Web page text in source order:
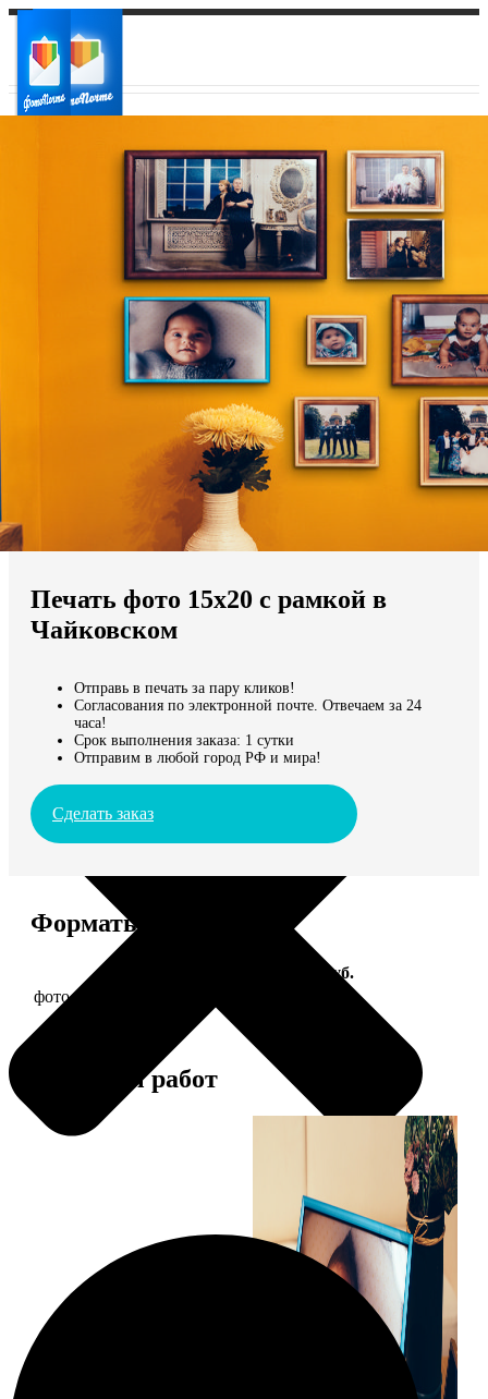
Ваш регион доставки
Выберите из списка:
Мы доставляем по всему миру
Продолжить без города
Печать фото 15х20 с рамкой в
Чайковском
Отправь в печать за пару кликов!
Согласования по электронной почте. Отвечаем за 24
часа!
Срок выполнения заказа: 1 сутки
Отправим в любой город РФ и мира!
Сделать заказ
Форматы и цены
Цена, руб.
фото 15х20 в деревянной рамке
Примеры работ